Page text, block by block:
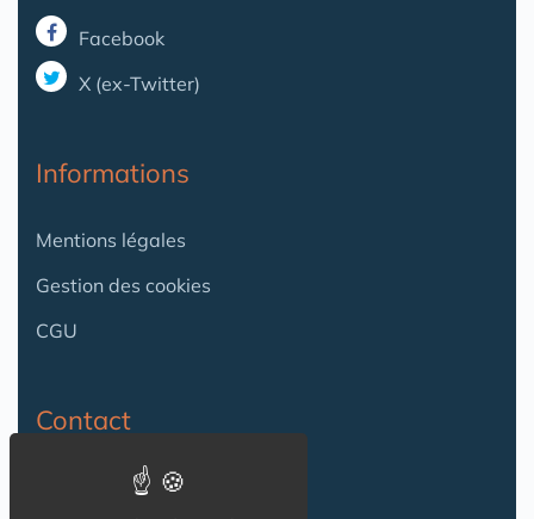
Facebook
X (ex-Twitter)
Informations
Mentions légales
Gestion des cookies
CGU
Contact